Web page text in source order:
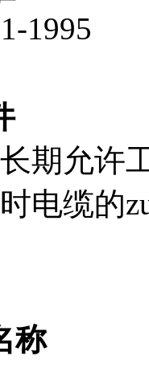
1995
期允许工
时电缆
称